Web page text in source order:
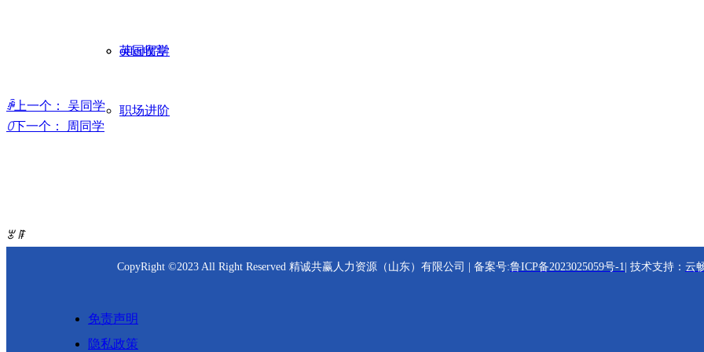
offer收割
职场进阶
英国留学
ꄴ上一个：
吴同学
ꄲ下一个： 周同学
ꂃ ꁹ
CopyRight ©2023 All Right Reserved 精诚共赢人力资源（山东）有限公司 | 备案号:鲁ICP备2023025059号-1 | 技术支持： 云
免责声明
隐私政策